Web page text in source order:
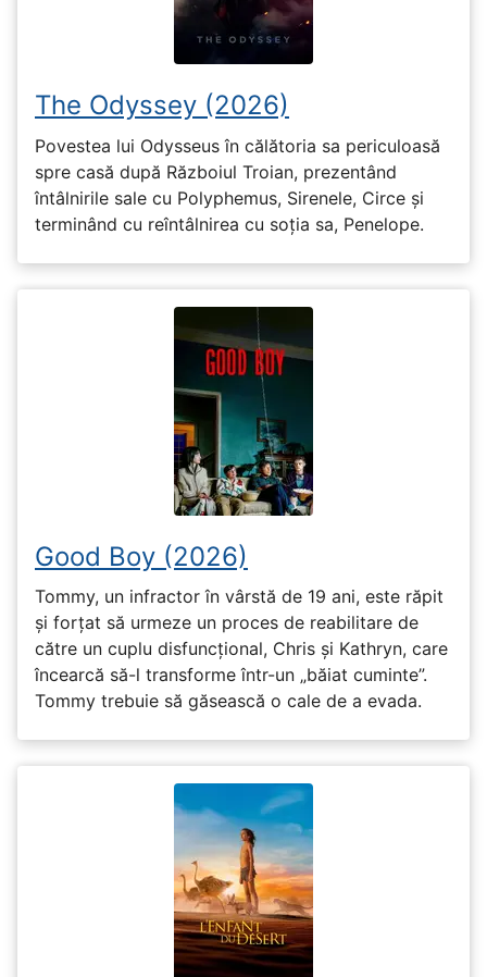
The Odyssey (2026)
Povestea lui Odysseus în călătoria sa periculoasă
spre casă după Războiul Troian, prezentând
întâlnirile sale cu Polyphemus, Sirenele, Circe și
terminând cu reîntâlnirea cu soția sa, Penelope.
Good Boy (2026)
Tommy, un infractor în vârstă de 19 ani, este răpit
și forțat să urmeze un proces de reabilitare de
către un cuplu disfuncțional, Chris și Kathryn, care
încearcă să-l transforme într-un „băiat cuminte”.
Tommy trebuie să găsească o cale de a evada.